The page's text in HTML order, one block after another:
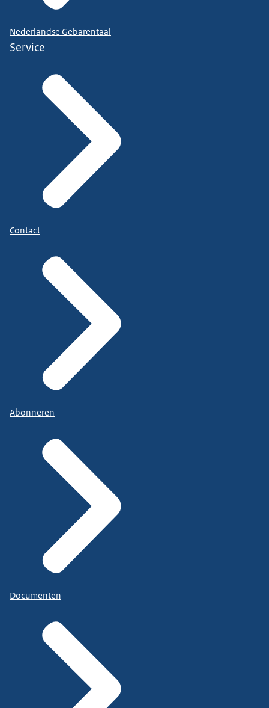
Nederlandse Gebarentaal
Service
Contact
Abonneren
Documenten